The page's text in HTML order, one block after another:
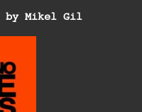
by Mikel Gil